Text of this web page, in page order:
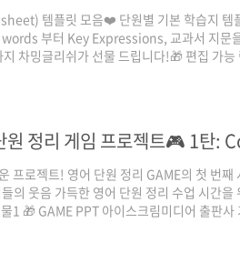
템플릿 모음❤️ 단원별 기본 학습지 템
부터 Key Expressions, 교과서 지문
차밍글리쉬가 선물 드립니다!🎁 편집 가능
drive/folders/
프로젝트! 영어 단원 정리 GAME의 첫 번째
의 웃음 가득한 영어 단원 정리 수업 시간을
1 🎁 GAME PPT 아이스크림미디어 출판사
크를 함께 제공합니다👍🏻